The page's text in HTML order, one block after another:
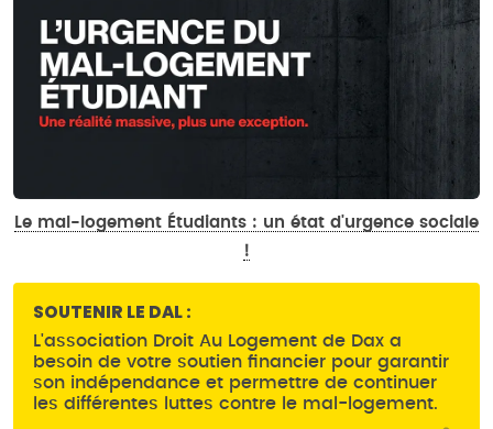
Le mal-logement Étudiants : un état d'urgence sociale
!
SOUTENIR LE DAL :
L'association Droit Au Logement de Dax a
besoin de votre soutien financier pour garantir
son indépendance et permettre de continuer
les différentes luttes contre le mal-logement.